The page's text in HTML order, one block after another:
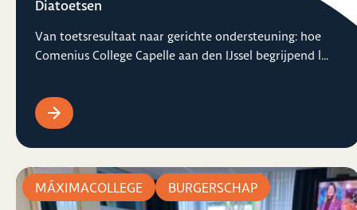
Diatoetsen
Van toetsresultaat naar gerichte ondersteuning: hoe
Comenius College Capelle aan den IJssel begrijpend l...
MÁXIMACOLLEGE BURGERSCHAP